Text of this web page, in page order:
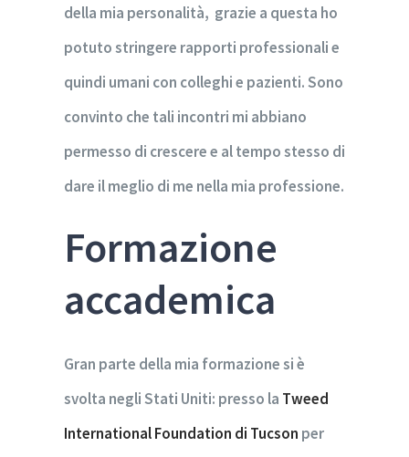
della mia personalità, grazie a questa ho
potuto stringere rapporti professionali e
quindi umani con colleghi e pazienti. Sono
convinto che tali incontri mi abbiano
permesso di crescere e al tempo stesso di
dare il meglio di me nella mia professione.
Formazione
accademica
Gran parte della mia formazione si è
svolta negli Stati Uniti: presso la Tweed
International Foundation di Tucson per